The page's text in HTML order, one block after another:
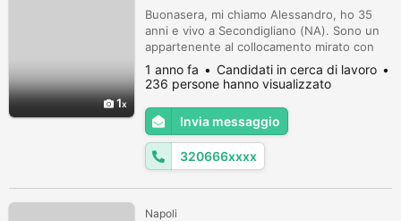
1
Buonasera, mi chiamo Alessandro, ho 35
anni e vivo a Secondigliano (NA). Sono un
appartenente al collocamento mirato con
una percentuale del 100%. Al momento
lavoro per una società di consulenza che
lavora nel settore ferroviario. Cerco un
lavoro di ufficio. Per ulteriori informazioni e
CV, contattatemi sul numero. Cordialità
1 anno fa
Candidati in cerca di lavoro
236 persone hanno visualizzato
Invia messaggio
320666xxxx
Napoli